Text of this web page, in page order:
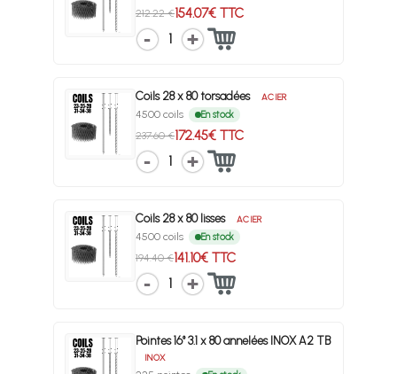
212.22 €154.07€ TTC
1
Coils 28 x 80 torsadées ACIER
4500 coils En stock
237.60 €172.45€ TTC
1
Coils 28 x 80 lisses ACIER
4500 coils En stock
194.40 €141.10€ TTC
1
Pointes 16° 3.1 x 80 annelées INOX A2 TB
INOX